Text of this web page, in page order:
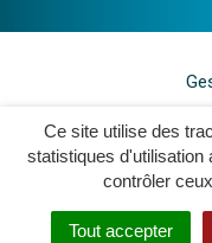
Ce site utilise des
statistiques d'utilisation
contrôler
Tout accepter